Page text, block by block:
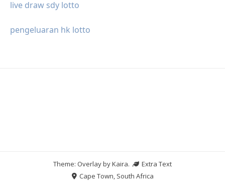
live draw sdy lotto
pengeluaran hk lotto
Theme: Overlay byKaira.
Extra Text
Cape Town, South Africa